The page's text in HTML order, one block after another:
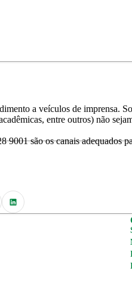
a veículos de imprensa.
entre outros) não
9001 são os canais adequados